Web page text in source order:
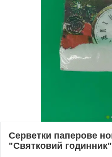
Серветки паперове
"Святковий